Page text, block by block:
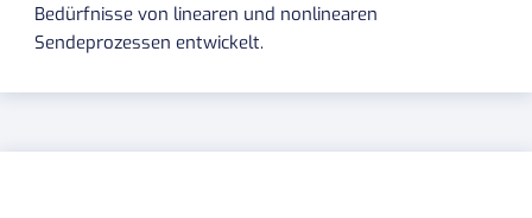
Bedürfnisse von linearen und nonlinearen
Sendeprozessen entwickelt.